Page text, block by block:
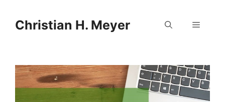
Inhalt
springen
Inhalt
springen
Christian H. Meyer Menü